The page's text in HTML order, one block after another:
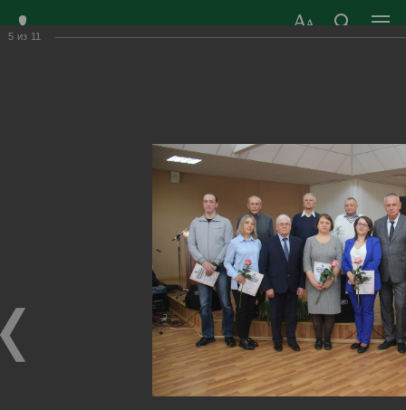
САМОУПРАВЛЕНИЯ
г. Радужный, 1 квартал, д.55
Адрес здания администрации
radugn@avo.ru
Электронная почта
Главная Фотогалерея › Новости
›
Чествование радужан в День города
Чествование радужан в День города
5 из 11